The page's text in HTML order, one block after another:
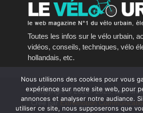
Toutes les infos sur le vélo urbain,
vidéos, conseils, techniques, vélo
hollandais, etc.
Copyright © 2016 - 2023, tous
Créé par Extremotion
Nous utilisons des cookies pour vous
expérience sur notre site web, pour
annonces et analyser notre audiance.
utiliser ce site, nous supposerons que